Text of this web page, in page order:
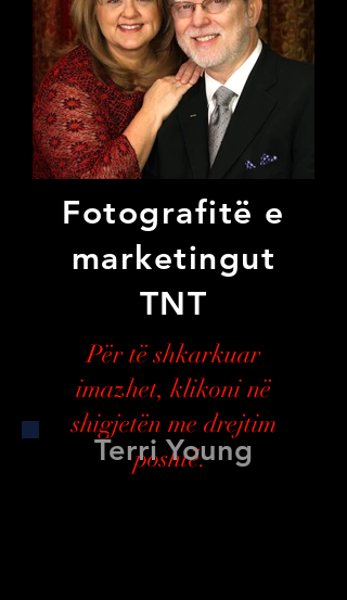
Fotografitë e
marketingut
TNT
Për të shkarkuar
imazhet, klikoni në
shigjetën me drejtim
poshtë.
Terri Young